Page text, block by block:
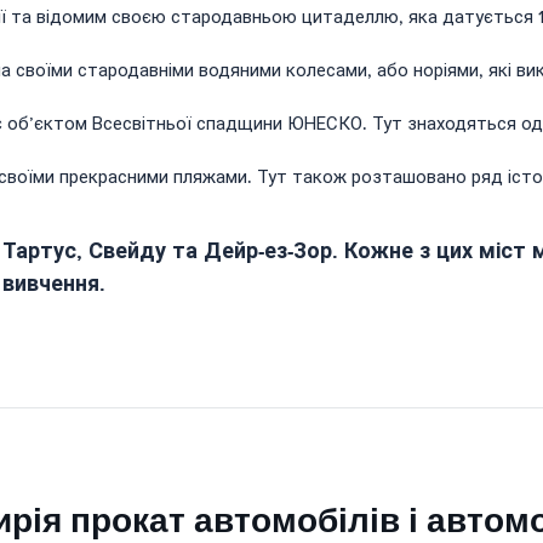
відомим своєю стародавньою цитаделлю, яка датується
стародавніми водяними колесами, або норіями, які
Всесвітньої спадщини ЮНЕСКО. Тут знаходяться
прекрасними пляжами. Тут також розташовано ряд
Свейду та Дейр-ез-Зор. Кожне з цих міст
прокат автомобілів і